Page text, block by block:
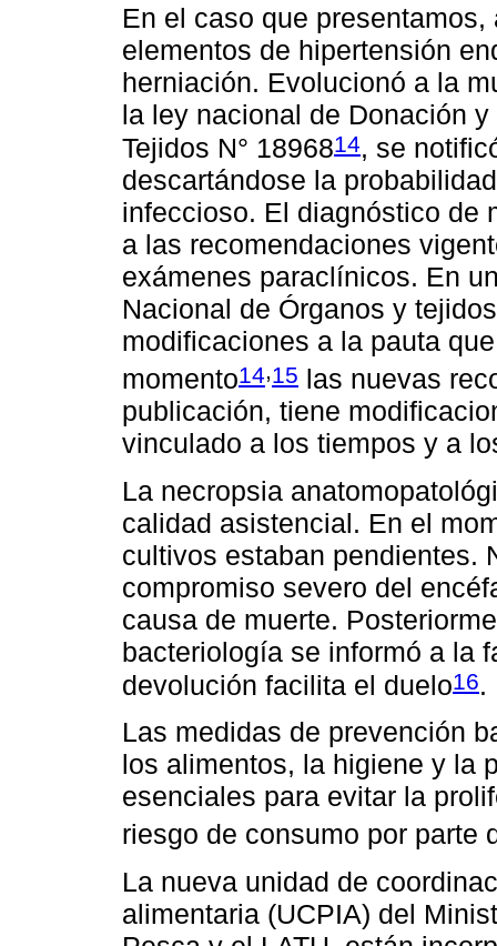
En el caso que
elementos de hipertensión
herniación. Evolucionó a la
la ley nacional de Donación
Tejidos N° 1896814, se
descartándose la
infeccioso. El diagnóstico de
a las recomendaciones
exámenes paraclínicos. En
Nacional de Órganos y
modificaciones a la pauta
momento14,15 las nuevas
publicación, tiene
vinculado a los tiempos y a
La necropsia
calidad asistencial. En el
cultivos estaban pendientes.
compromiso severo del
causa de muerte.
bacteriología se informó a la
devolución facilita el duelo16.
Las medidas de prevención
los alimentos, la higiene y la
esenciales para evitar la
riesgo de consumo por parte
La nueva unidad de
alimentaria (UCPIA) del